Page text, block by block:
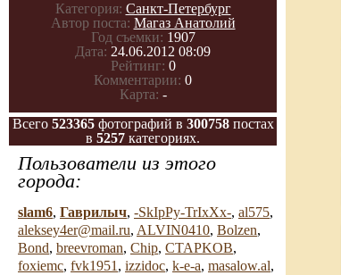
Категория: Санкт-Петербург
Автор поста: Магаз Анатолий
Год съемки: 1907
Дата: 24.06.2012 08:09
Рейтинг: 0
Комментарии: 0
Карта: -
Всего 523365фотографий в 300758постах
в 5257 категориях.
Пользователи из этого
города:
slam6, Гаврилыч, -SkIpPy-TrIxXx-, al575,
aleksey4er@mail.ru, ALVIN0410, Bolzen,
Bond, breevroman, Chip, CTAPKOB,
foxiemc, fvk1951 , izzidoc, k-e-a, masalow.al,